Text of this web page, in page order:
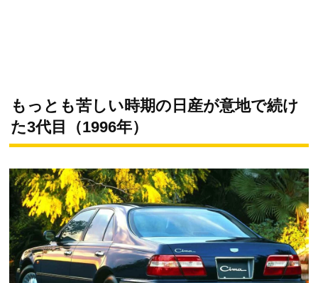
もっとも苦しい時期の日産が意地で続け
た3代目（1996年）